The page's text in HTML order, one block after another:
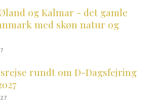
og Kalmar - det gamle
med skøn natur og
rundt om D-Dagsfejring